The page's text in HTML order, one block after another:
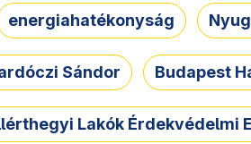
energiahatékonyság
Sándor Budapest
Lakók Érdekvédelmi